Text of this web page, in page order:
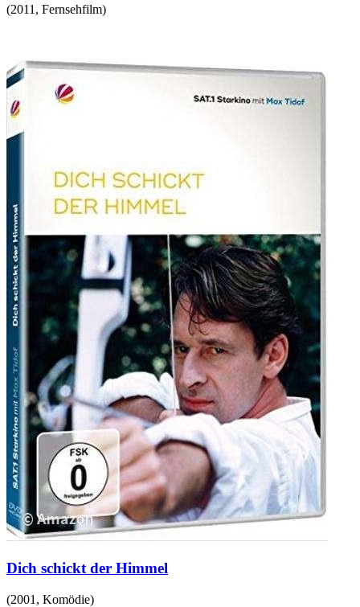
(2011, Fernsehfilm)
Dich schickt der Himmel
(2001 , Komödie)